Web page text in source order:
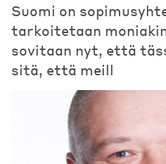
Suomi on
tarkoitetaan
sovitaan nyt, että
sitä, että meill